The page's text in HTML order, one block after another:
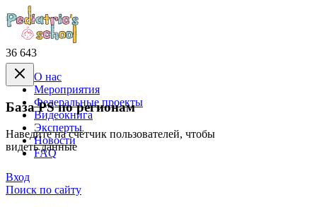
36 643
База PS по регионам
Наведите на счётчик пользователей, чтобы
видеть данные
О нас
Mероприятия
Федеральные проекты
Видеокнига
Эксперты
Новости
FAQ
Вход
Поиск по сайту